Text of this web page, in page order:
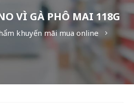
VÌ GÀ PHÔ MAI 118G
khuyến mãi mua online